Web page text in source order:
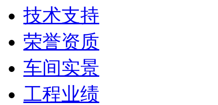
技术支持
荣誉资质
车间实景
工程业绩